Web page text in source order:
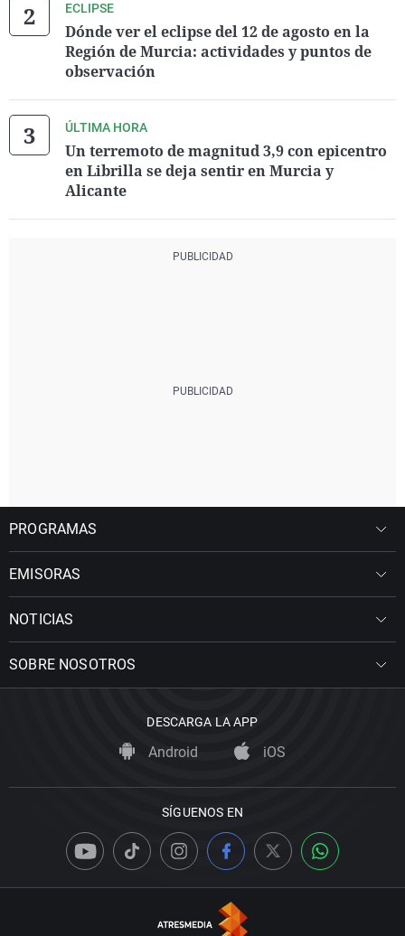
ECLIPSE
Dónde ver el eclipse del 12 de agosto en la
Región de Murcia: actividades y puntos de
observación
ÚLTIMA HORA
Un terremoto de magnitud 3,9 con epicentro
en Librilla se deja sentir en Murcia y
Alicante
PROGRAMAS
EMISORAS
NOTICIAS
SOBRE NOSOTROS
DESCARGA LA APP
Android iOS
SÍGUENOS EN